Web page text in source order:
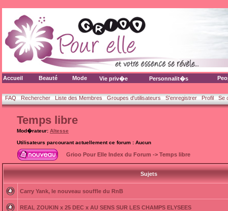
Accueil Beauté Mode Vie priv�e Personnalit�s
FAQ Rechercher Liste des Membres Groupes d'utilisateurs S'enregistrer Profil Se
Temps libre
Mod�rateur: Altesse
Utilisateurs parcourant actuellement ce forum : Aucun
Grioo Pour Elle Index du Forum -> Temps libre
Sujets
Carry Yank, le nouveau souffle du RnB
REAL ZOUKIN x 25 DEC x AU SENS SUR LES CHAMPS ELYSEES